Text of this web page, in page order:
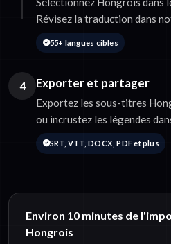
Révisez la traduction dans
55+ langues cibles
4 Exporter et partager
Exportez les sous-titres
ou incrustez les légendes
SRT, VTT, DOCX, PDF et plus
Environ 10 minutes de
Hongrois